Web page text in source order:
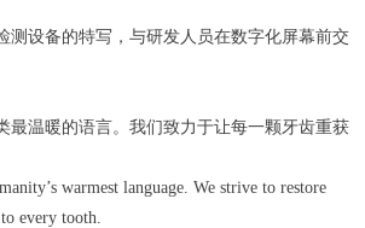
设备的特写，与研发人员在数字化屏幕前交
温暖的语言。我们致力于让每一颗牙齿重获
warmest language. We strive to restore
every tooth.